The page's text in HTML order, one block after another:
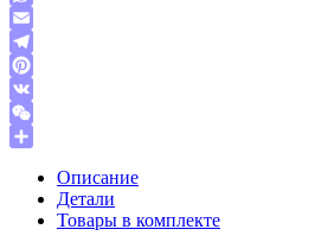
Link
WhatsApp
Email
Telegram
Pinterest
VK
WeChat
Описание
Детали
Товары в комплекте